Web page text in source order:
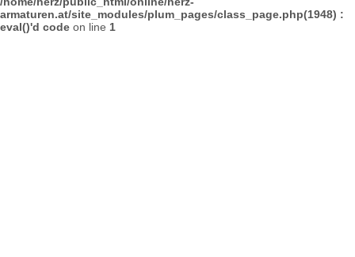
armaturen.at/site_modules/plum_pages/class_page.php(1948) :
eval()'d code on line 1